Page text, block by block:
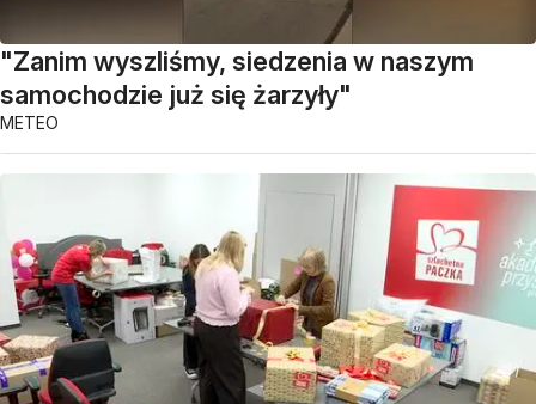
"Zanim wyszliśmy, siedzenia w naszym
samochodzie już się żarzyły"
METEO